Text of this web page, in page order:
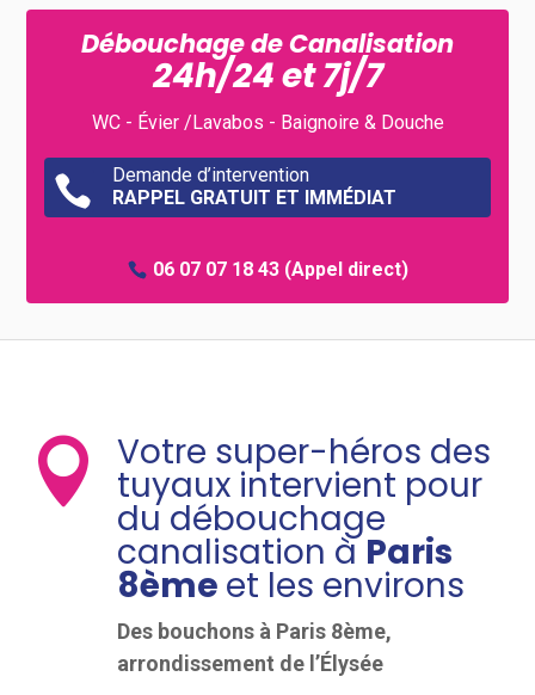
Débouchage de Canalisation
24h/24 et 7j/7
WC - Évier /Lavabos - Baignoire & Douche

Demande d’intervention
RAPPEL GRATUIT ET IMMÉDIAT
06 07 07 18 43(Appel direct)
 Votre super-héros des
tuyaux intervient pour
du débouchage
canalisation àParis
8ème et les environs
Des bouchons à Paris 8ème,
arrondissement de l’Élysée